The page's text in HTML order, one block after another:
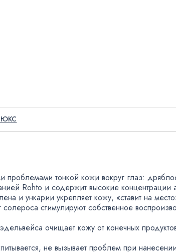
проблемами тонкой кожи вокруг глаз:
Rohto и содержит высокие концентрации
и ункарии укрепляет кожу, «ставит на
стимулируют собственное
очищает кожу от конечных
, не вызывает проблем при